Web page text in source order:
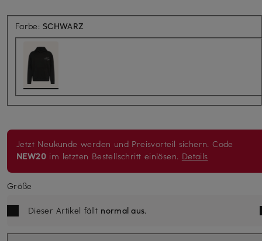
Farbe: SCHWARZ
Jetzt Neukunde werden und Preisvorteil sichern. Code
NEW20 im letzten Bestellschritt einlösen. Details
Größe
Dieser Artikel fällt normal aus.